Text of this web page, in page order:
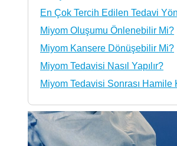
En Çok Tercih Edilen Tedavi
Miyom Oluşumu Önlenebilir Mi?
Miyom Kansere Dönüşebilir Mi?
Miyom Tedavisi Nasıl Yapılır?
Miyom Tedavisi Sonrası Hamile